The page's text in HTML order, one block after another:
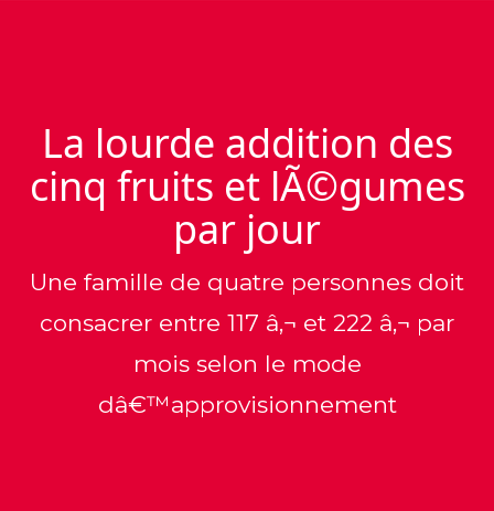
La lourde addition des
cinq fruits et lÃ©gumes
par jour
Une famille de quatre personnes doit
consacrer entre 117 â‚¬ et 222 â‚¬ par
mois selon le mode
dâ€™approvisionnement